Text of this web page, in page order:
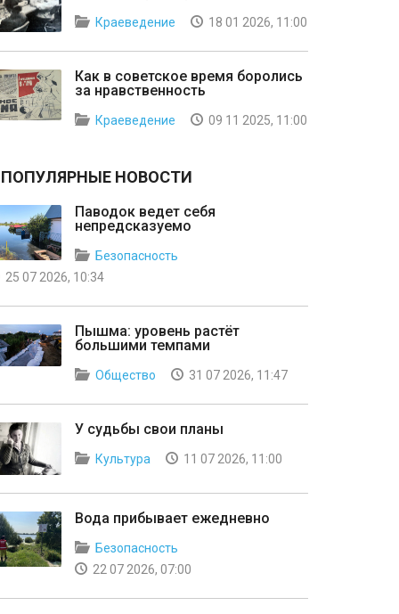
Краеведение 18 01 2026, 11:00
Как в советское время боролись
за нравственность
Краеведение 09 11 2025, 11:00
ПОПУЛЯРНЫЕ НОВОСТИ
Паводок ведет себя
непредсказуемо
Безопасность
25 07 2026, 10:34
Пышма: уровень растёт
большими темпами
Общество 31 07 2026, 11:47
У судьбы свои планы
Культура 11 07 2026, 11:00
Вода прибывает ежедневно
Безопасность
22 07 2026, 07:00